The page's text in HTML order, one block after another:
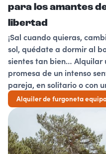
para los amantes
libertad
¡Sal cuando quieras,
sol, quédate a dormir al
sientes tan bien… Alquilar
promesa de un intenso
pareja, en solitario o con
Alquiler de furgoneta